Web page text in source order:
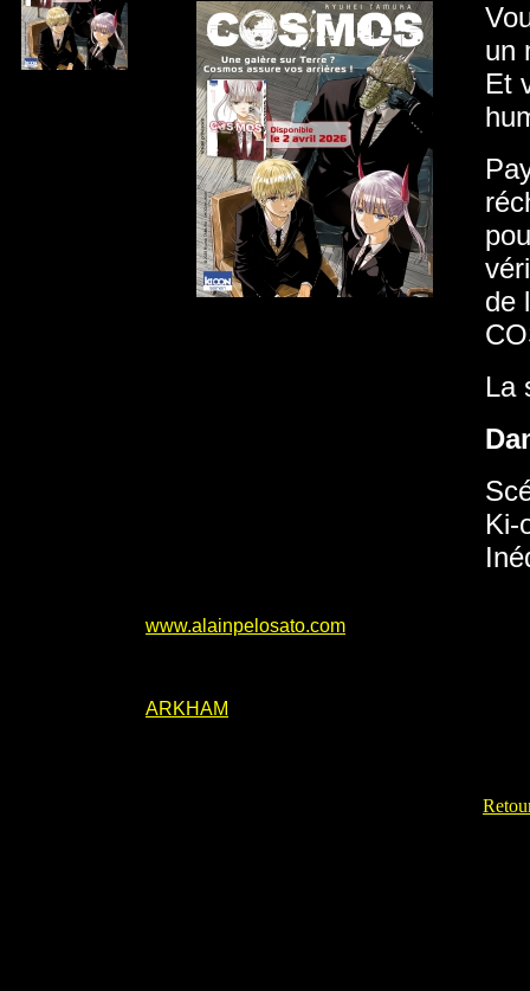
un
Et
de
La
Ki-
www.alainpelosato.com
ARKHAM